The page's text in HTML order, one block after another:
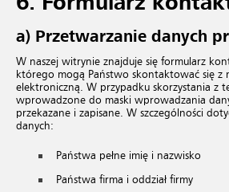
a) Przetwarzanie danych
W naszej witrynie znajduje się formularz
którego mogą Państwo skontaktować się z
elektroniczną. W przypadku skorzystania z
wprowadzone do maski wprowadzania
przekazane i zapisane. W szczególności
danych:
Państwa pełne imię i nazwisko
Państwa firma i oddział firmy